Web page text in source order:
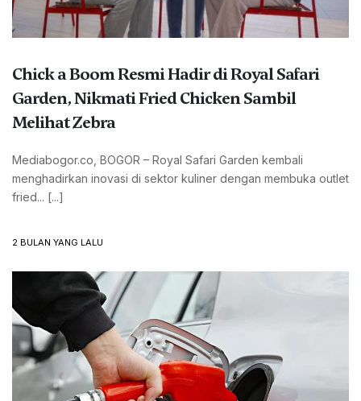
Chick a Boom Resmi Hadir di Royal Safari
Garden, Nikmati Fried Chicken Sambil
Melihat Zebra
Mediabogor.co, BOGOR – Royal Safari Garden kembali
menghadirkan inovasi di sektor kuliner dengan membuka outlet
fried... [...]
2 BULAN YANG LALU